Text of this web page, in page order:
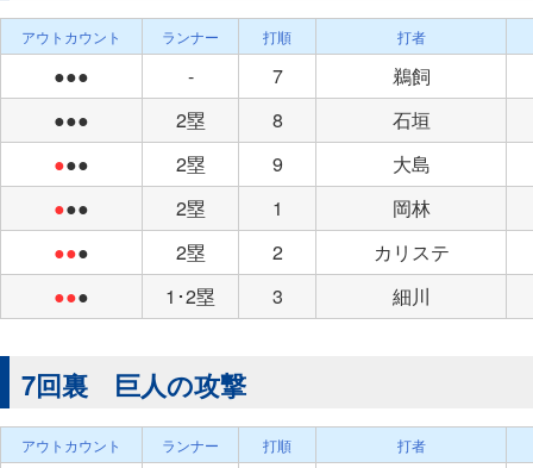
アウトカウント ランナー 打順 打者
●●● - 7
鵜飼
●●●
2塁 8
石垣
●●● 2塁 9
大島
●●● 2塁 1
岡林
●●● 2塁 2
カリステ
●●● 1･2塁 3 細川
7回裏 巨人の攻撃
アウトカウント ランナー 打順 打者